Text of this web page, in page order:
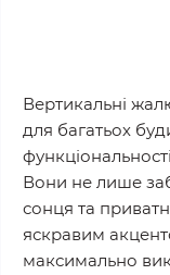
Вертикальні
для багатьох
Вони не лише
сонця та
яскравим
максимально